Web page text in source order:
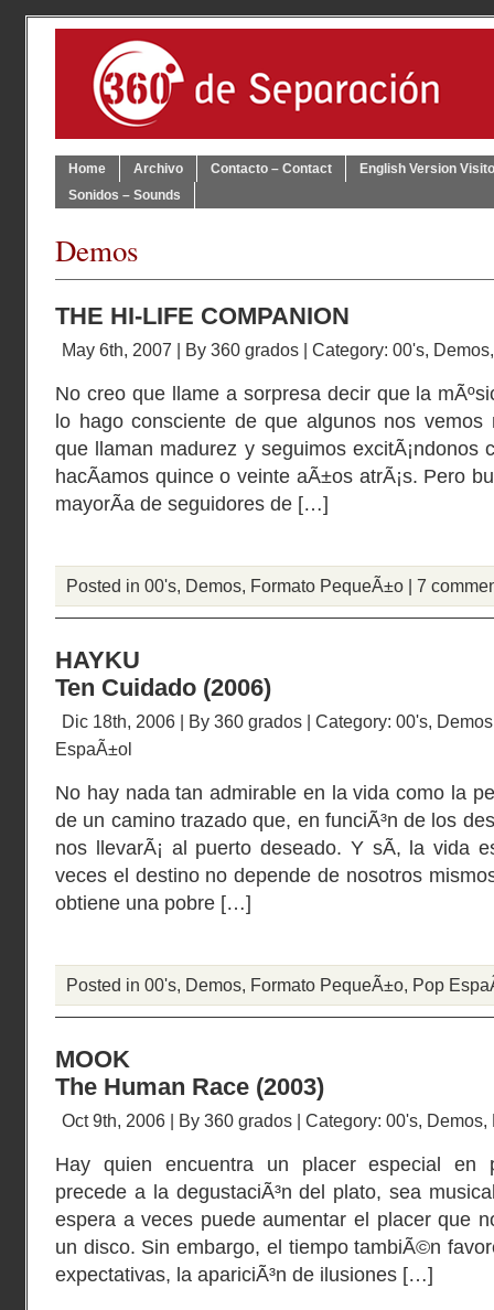
Home Archivo Contacto – Contact
English Version
Sonidos – Sounds
Demos
THE HI-LIFE COMPANION
May 6th, 2007 | By 360 grados | Category: 00's, Demos
No creo que llame a sorpresa decir que la
lo hago consciente de que algunos nos
que llaman madurez y seguimos excitÃ¡ndonos
hacÃ­amos quince o veinte aÃ±os atrÃ¡s. Pero
mayorÃ­a de seguidores de […]
Posted in 00's, Demos, Formato PequeÃ±o | 7
HAYKU
Ten Cuidado (2006)
Dic 18th, 2006 | By 360 grados | Category: 00's, Demos
EspaÃ±ol
No hay nada tan admirable en la vida como la
de un camino trazado que, en funciÃ³n de los
nos llevarÃ¡ al puerto deseado. Y sÃ­, la vida
veces el destino no depende de nosotros
obtiene una pobre […]
Posted in 00's, Demos, Formato PequeÃ±o, Pop
MOOK
The Human Race (2003)
Oct 9th, 2006 | By 360 grados | Category: 00's, Demos,
Hay quien encuentra un placer especial en
precede a la degustaciÃ³n del plato, sea
espera a veces puede aumentar el placer que
un disco. Sin embargo, el tiempo tambiÃ©n
expectativas, la apariciÃ³n de ilusiones […]